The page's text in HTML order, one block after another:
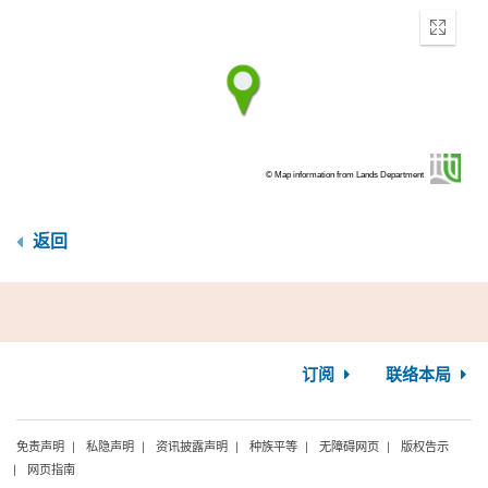
Enter
© Map information from Lands Department
返回
订阅 联络本局
免责声明 私隐声明 资讯披露声明 种族平等 无障碍网页
版权告示
网页指南